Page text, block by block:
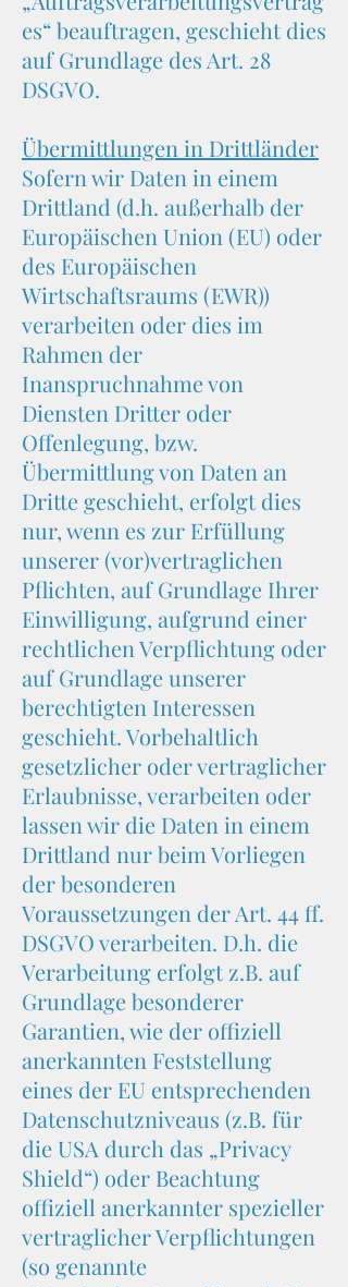
es“ beauftragen, geschieht dies
auf Grundlage des Art. 28
DSGVO.
Übermittlungen in Drittländer
Sofern wir Daten in einem
Drittland (d.h. außerhalb der
Europäischen Union (EU) oder
des Europäischen
Wirtschaftsraums (EWR))
verarbeiten oder dies im
Rahmen der
Inanspruchnahme von
Diensten Dritter oder
Offenlegung, bzw.
Übermittlung von Daten an
Dritte geschieht, erfolgt dies
nur, wenn es zur Erfüllung
unserer (vor)vertraglichen
Pflichten, auf Grundlage Ihrer
Einwilligung, aufgrund einer
rechtlichen Verpflichtung oder
auf Grundlage unserer
berechtigten Interessen
geschieht. Vorbehaltlich
gesetzlicher oder vertraglicher
Erlaubnisse, verarbeiten oder
lassen wir die Daten in einem
Drittland nur beim Vorliegen
der besonderen
Voraussetzungen der Art. 44 ff.
DSGVO verarbeiten. D.h. die
Verarbeitung erfolgt z.B. auf
Grundlage besonderer
Garantien, wie der offiziell
anerkannten Feststellung
eines der EU entsprechenden
Datenschutzniveaus (z.B. für
die USA durch das „Privacy
Shield“) oder Beachtung
offiziell anerkannter spezieller
vertraglicher Verpflichtungen
(so genannte